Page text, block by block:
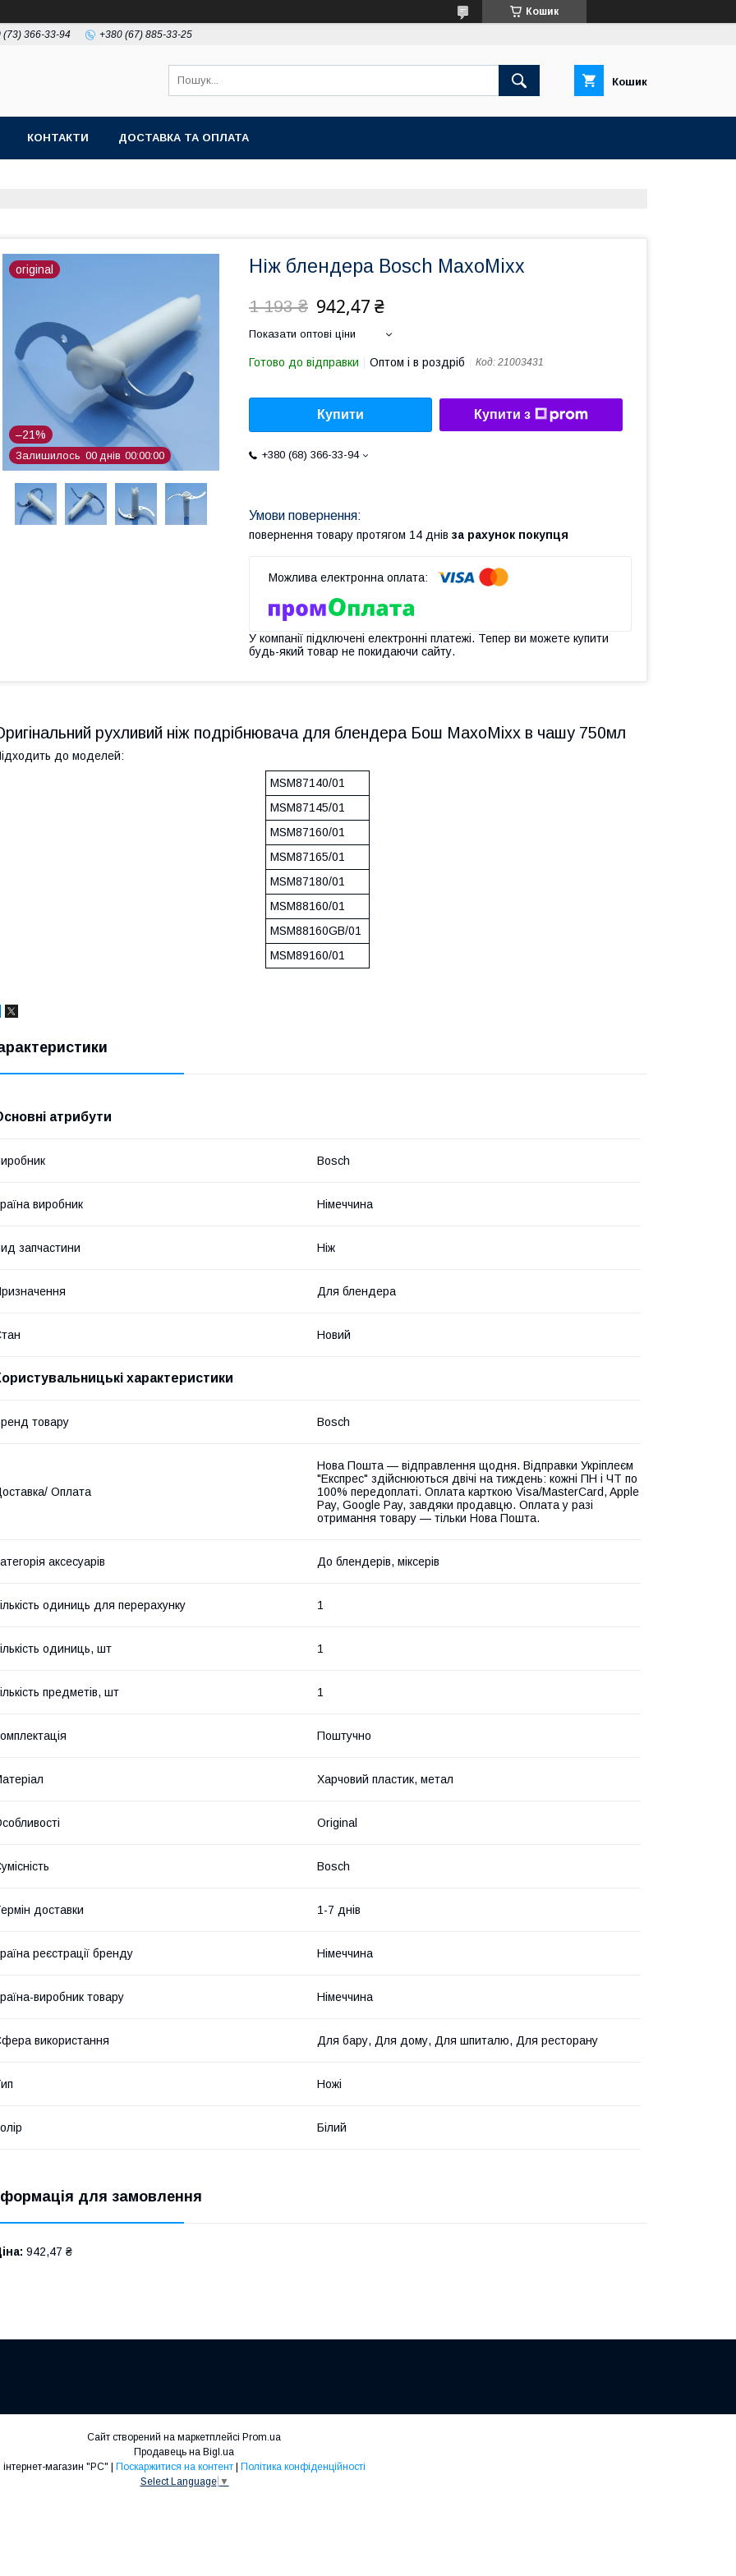
Кошик
(73) 366-33-94 +380 (67) 885-33-25
Кошик
КОНТАКТИ ДОСТАВКА ТА ОПЛАТА
original
–21%
Залишилось 00 днів 00 00 00
Ніж блендера Bosch MaxoMixx
1 193 ₴ 942,47 ₴
Показати оптові ціни
Готово до відправки Оптом і в роздріб Код: 21003431
Купити Купити з
+380 (68) 366-33-94
повернення товару протягом 14 днів за рахунок покупця
У компанії підключені електронні платежі. Тепер ви можете купити
будь-який товар не покидаючи сайту.
рухливий ніж подрібнювача для блендера Бош MaxoMixx в чашу 750мл
до моделей:
MSM87140/01
MSM87145/01
MSM87160/01
MSM87165/01
MSM87180/01
MSM88160/01
MSM88160GB/01
MSM89160/01
атрибути
Bosch
виробник Німеччина
запчастини Ніж
Для блендера
Новий
характеристики
товару Bosch
Оплата
Нова Пошта — відправлення щодня. Відправки Укріплеєм
"Експрес" здійснюються двічі на тиждень: кожні ПН і ЧТ по
100% передоплаті. Оплата карткою Visa/MasterCard, Apple
Pay, Google Pay, завдяки продавцю. Оплата у разі
отримання товару — тільки Нова Пошта.
аксесуарів До блендерів, міксерів
одиниць для перерахунку 1
одиниць, шт 1
предметів, шт 1
Поштучно
Харчовий пластик, метал
Original
Bosch
доставки 1-7 днів
реєстрації бренду Німеччина
виробник товару Німеччина
використання Для бару, Для дому, Для шпиталю, Для ресторану
Ножі
Білий
для замовлення
942,47 ₴
Сайт створений на маркетплейсі Prom.ua
Продавець на Bigl.ua
інтернет-магазин "РС" | Поскаржитися на контент | Політика конфіденційності
Select Language ▼